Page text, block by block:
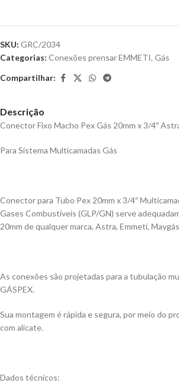
SKU: GRC/2034
Categorias: Conexões prensar EMMETI, Gás
Compartilhar:
Descrição
Conector Fixo Macho Pex Gás 20mm x 3/4″
Para Sistema Multicamadas Gás
Conector para Tubo Pex 20mm x 3/4″
Gases Combustíveis (GLP/GN) serve
20mm de qualquer marca, Astra, Emmeti,
As conexões são projetadas para a tubulação
GÁSPEX.
Sua montagem é rápida e segura, por meio do
com alicate.
Dados técnicos: